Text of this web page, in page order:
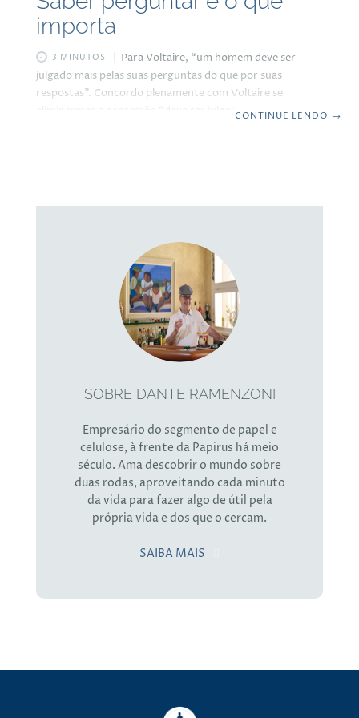
importa
3 MINUTOS
Para Voltaire, “um homem deve ser
julgado mais pelas suas perguntas do que por suas
respostas”. Concordo plenamente com Voltaire se
eliminarmos a expressão “deve ser julgado” por que não
CONTINUE LENDO →
SOBRE DANTE RAMENZONI
Empresário do segmento de papel e
celulose, à frente da Papirus há meio
século. Ama descobrir o mundo sobre
duas rodas, aproveitando cada minuto
da vida para fazer algo de útil pela
própria vida e dos que o cercam.
SAIBA MAIS